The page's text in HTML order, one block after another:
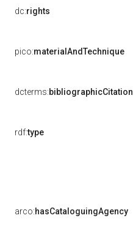
dc:rights
pico:materialAndTechnique
dcterms:bibliographicCitation
rdf:type
arco:hasCataloguingAgency